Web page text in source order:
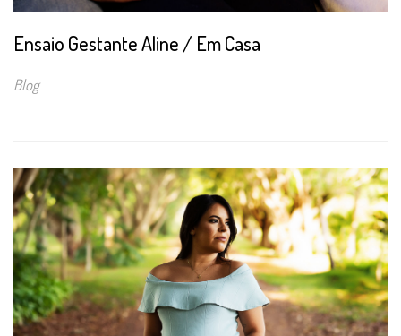
Ensaio Gestante Aline / Em Casa
Blog